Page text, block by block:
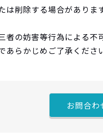
は削除する場合がありま
の妨害等行為による不
らかじめご了承くださ
お問合わ